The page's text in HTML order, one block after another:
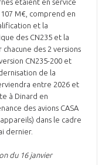
étaient en service
M€, comprend en
et la
des CN235 et la
des 2 versions
CN235-200 et
de la
entre 2026 et
à Dinard en
des avions CASA
dans le cadre
dernier.
du 16 janvier